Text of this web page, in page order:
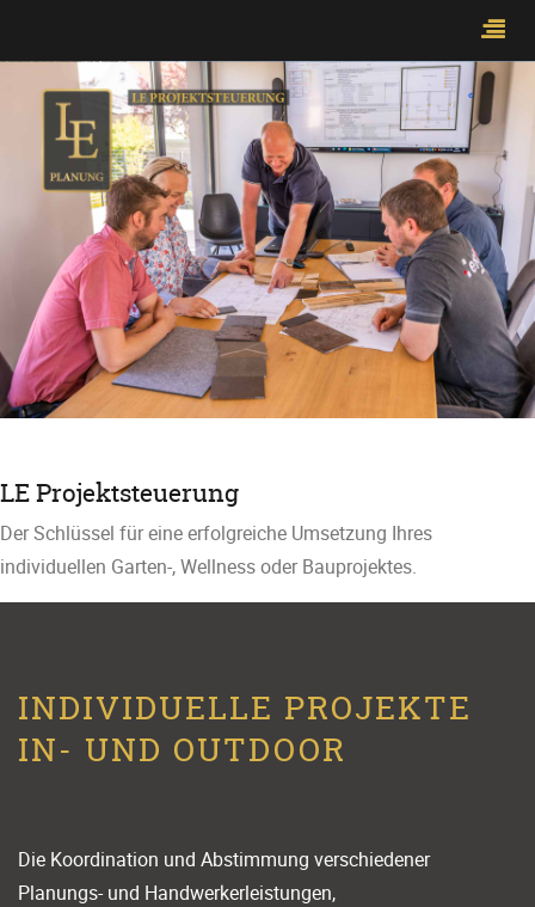
LE Projektsteuerung
Der Schlüssel für eine erfolgreiche Umsetzung Ihres
individuellen Garten-, Wellness oder Bauprojektes.
INDIVIDUELLE PROJEKTE
IN- UND OUTDOOR
Die Koordination und Abstimmung verschiedener
Planungs- und Handwerkerleistungen,